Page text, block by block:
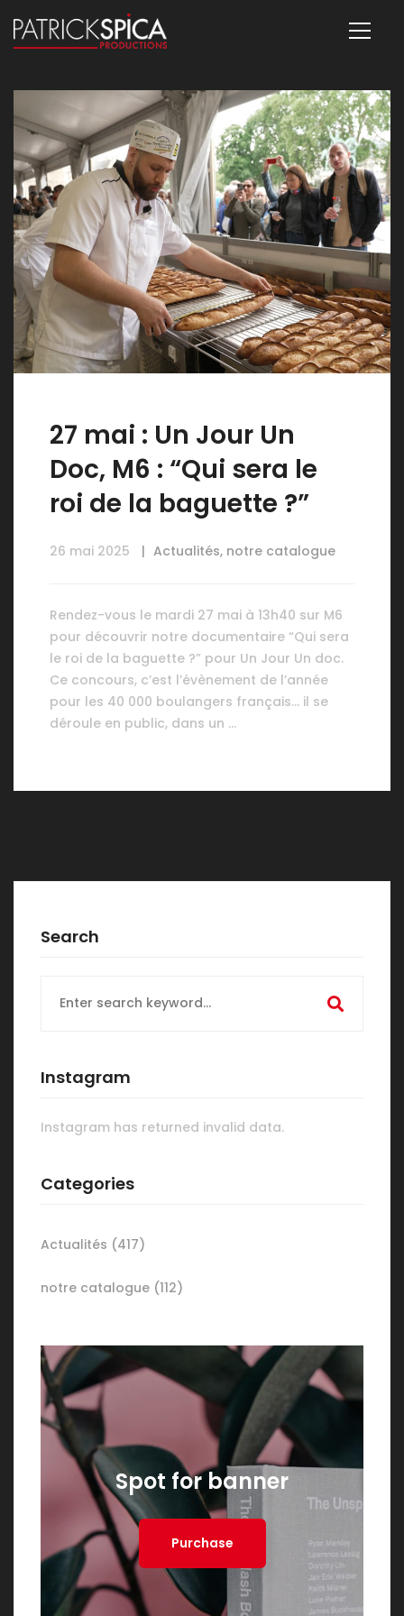
27 mai : Un Jour Un
Doc, M6 : “Qui sera le
roi de la baguette ?”
26 mai 2025 Actualités, notre catalogue
Rendez-vous le mardi 27 mai à 13h40 sur M6
pour découvrir notre documentaire “Qui sera
le roi de la baguette ?” pour Un Jour Un doc.
Ce concours, c’est l’évènement de l’année
pour les 40 000 boulangers français… il se
déroule en public, dans un …
Search
for:
Instagram
Instagram has returned invalid data.
Categories
Actualités (417)
notre catalogue (112)
Spot for banner
Purchase